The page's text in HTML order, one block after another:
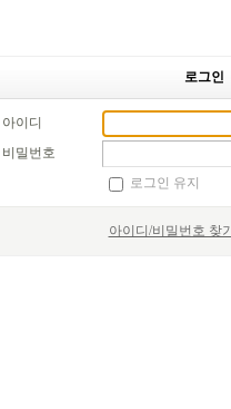
로그인
아이디
비밀번호
로그인 유지
아이디/비밀번호 찾기